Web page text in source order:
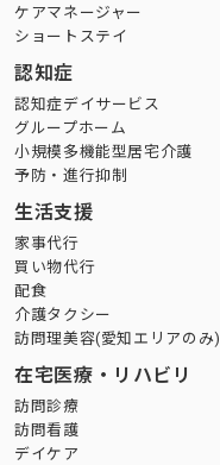
ケアマネージャー
ショートステイ
認知症
認知症デイサービス
グループホーム
小規模多機能型居宅介護
予防・進行抑制
生活支援
家事代行
買い物代行
配食
介護タクシー
訪問理美容(愛知エリアのみ)
在宅医療・リハビリ
訪問診療
訪問看護
デイケア